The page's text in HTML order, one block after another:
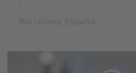
.
Barcelona, España